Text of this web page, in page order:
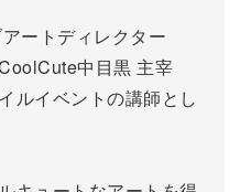
ートディレクター
中目黒 主宰
ルイベントの講師とし